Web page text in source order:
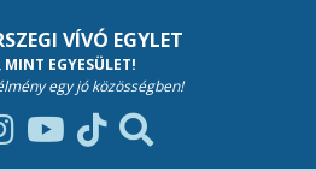
VÍVÓ EGYLET
MINT EGYESÜLET!
egy jó közösségben!